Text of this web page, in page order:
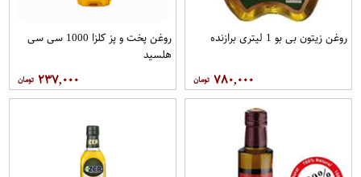
روغن زیتون بی بو 1 لیتری برازنده
۷۸۰,۰۰۰
روغن پخت و پز کلزا 1000 سی سی
هلسید
۲۳۷,۰۰۰